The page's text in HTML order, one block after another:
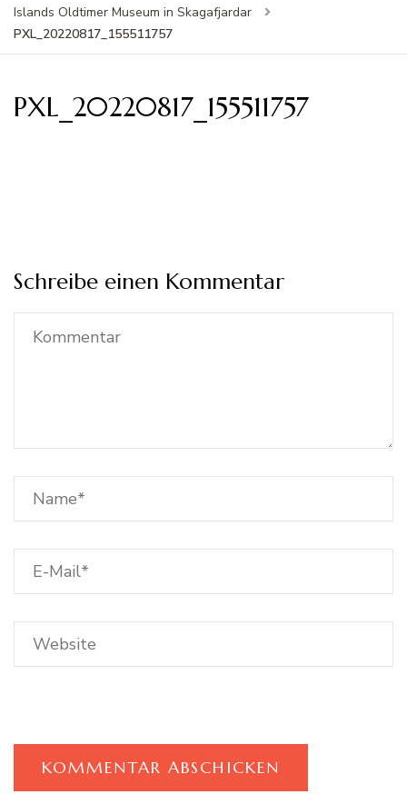
Islands Oldtimer Museum in Skagafjardar
PXL_20220817_155511757
PXL_20220817_155511757
Schreibe einen Kommentar